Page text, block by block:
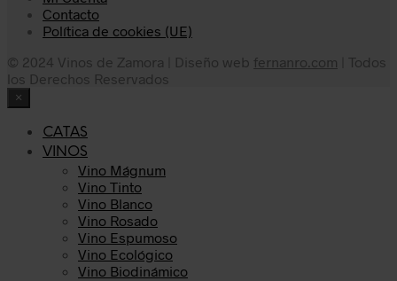
Contacto
Política de cookies (UE)
© 2024 Vinos de Zamora | Diseño web fernanro.com | Todos
los Derechos Reservados
×
CATAS
VINOS
Vino Mágnum
Vino Tinto
Vino Blanco
Vino Rosado
Vino Espumoso
Vino Ecológico
Vino Biodinámico